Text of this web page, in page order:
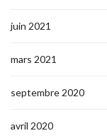
juin 2021
mars 2021
septembre 2020
avril 2020